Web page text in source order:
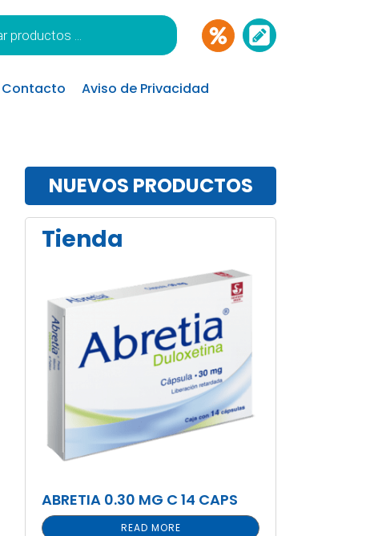
Contacto Aviso de Privacidad
NUEVOS PRODUCTOS
Tienda
ABRETIA 0.30 MG C 14 CAPS
READ MORE